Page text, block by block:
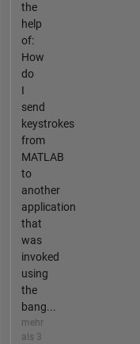
the
help
of:
How
do
I
send
keystrokes
from
MATLAB
to
another
application
that
was
invoked
using
the
bang...
mehr
als 3